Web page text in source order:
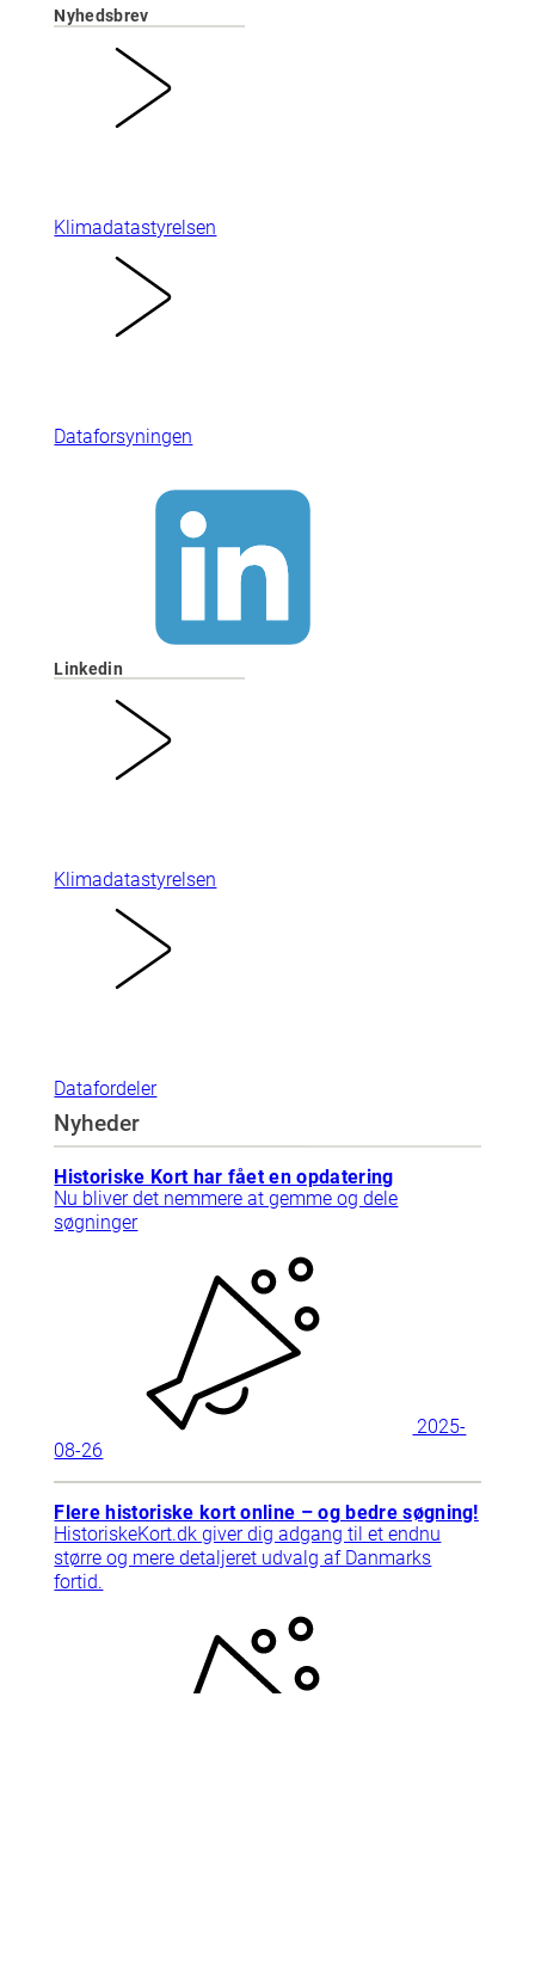
Nyhedsbrev
Klimadatastyrelsen
Dataforsyningen
Linkedin
Klimadatastyrelsen
Datafordeler
Nyheder
Historiske Kort har fået en opdatering
Nu bliver det nemmere at gemme og dele
søgninger
2025-
08-26
Flere historiske kort online – og bedre søgning!
HistoriskeKort.dk giver dig adgang til et endnu
større og mere detaljeret udvalg af Danmarks
fortid.